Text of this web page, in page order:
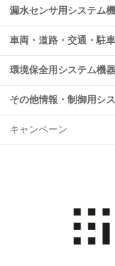
漏水センサ用システム
車両・道路・交通・駐
環境保全用システム機器
その他情報・制御用シ
キャンペーン